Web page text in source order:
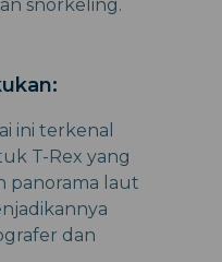
snorkeling.
ini terkenal
T-Rex yang
panorama laut
dan